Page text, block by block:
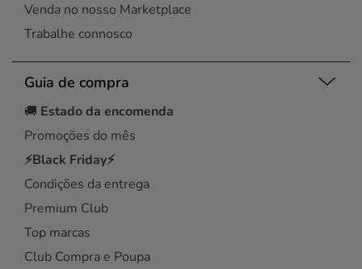
Venda no nosso Marketplace
Trabalhe connosco
Guia de compra
🚚 Estado da encomenda
Promoções do mês
⚡Black Friday⚡
Condições da entrega
Premium Club
Top marcas
Club Compra e Poupa